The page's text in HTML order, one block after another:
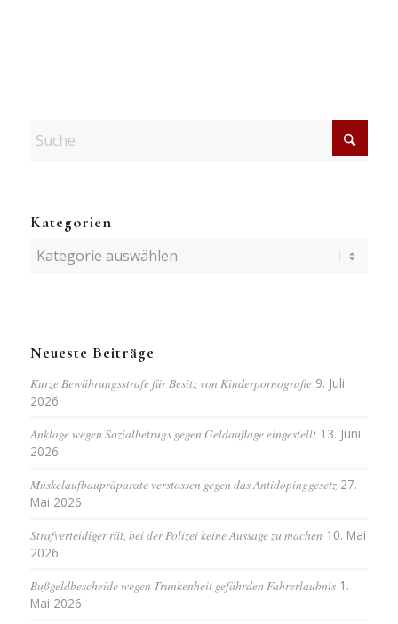
Kategorien
Kategorien
Neueste Beiträge
Kurze Bewährungsstrafe für Besitz von Kinderpornografie 9. Juli
2026
Anklage wegen Sozialbetrugs gegen Geldauflage eingestellt 13. Juni
2026
Muskelaufbaupräparate verstossen gegen das Antidopinggesetz 27.
Mai 2026
Strafverteidiger rät, bei der Polizei keine Aussage zu machen 10. Mai
2026
Bußgeldbescheide wegen Trunkenheit gefährden Fahrerlaubnis 1.
Mai 2026